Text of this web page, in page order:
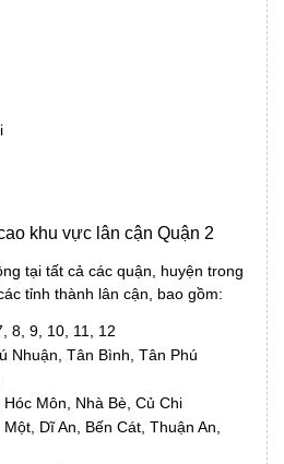
khu vực lân cận Quận 2
tại tất cả các quận, huyện trong
tỉnh thành lân cận, bao gồm:
8, 9, 10, 11, 12
Nhuận, Tân Bình, Tân Phú
Môn, Nhà Bè, Củ Chi
Dĩ An, Bến Cát, Thuận An,